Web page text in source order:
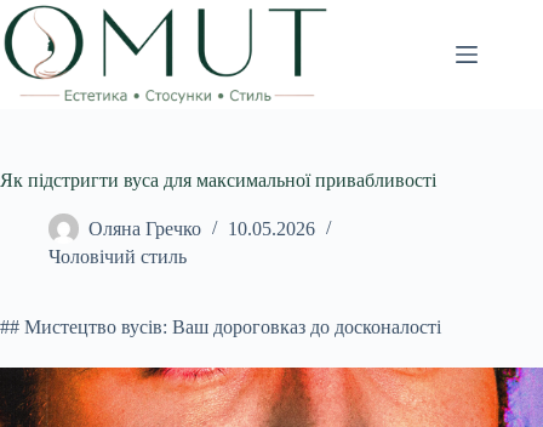
Перейти
до
вмісту
Як підстригти вуса для максимальної привабливості
Оляна Гречко
10.05.2026
Чоловічий стиль
## Мистецтво вусів: Ваш дороговказ до досконалості